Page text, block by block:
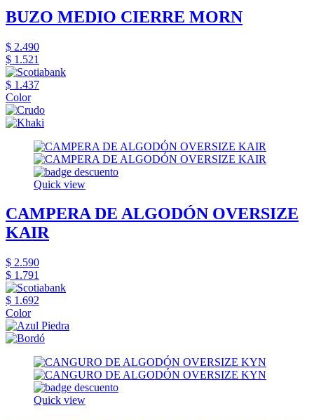
BUZO MEDIO CIERRE MORN
$ 2.490
$ 1.521
$ 1.437
Color
Quick view
CAMPERA DE ALGODÓN OVERSIZE
KAIR
$ 2.590
$ 1.791
$ 1.692
Color
Quick view